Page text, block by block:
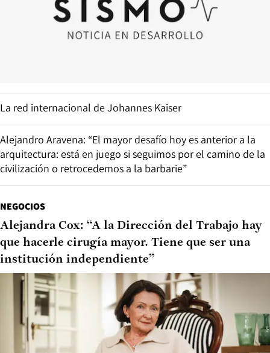
La red internacional de Johannes Kaiser
Alejandro Aravena: “El mayor desafío hoy es anterior a la
arquitectura: está en juego si seguimos por el camino de la
civilización o retrocedemos a la barbarie”
NEGOCIOS
Alejandra Cox: “A la Dirección del Trabajo hay
que hacerle cirugía mayor. Tiene que ser una
institución independiente”